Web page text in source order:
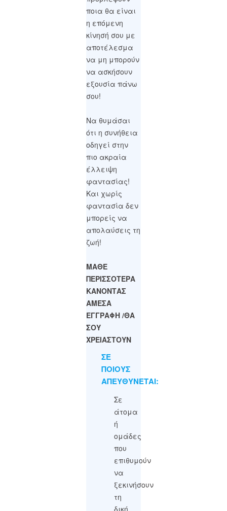
ποια θα είναι
η επόμενη
κίνησή σου με
αποτέλεσμα
να μη μπορούν
να ασκήσουν
εξουσία πάνω
σου!
Να θυμάσαι
ότι η συνήθεια
οδηγεί στην
πιο ακραία
έλλειψη
φαντασίας!
Και χωρίς
φαντασία δεν
μπορείς να
απολαύσεις τη
ζωή!
ΜΑΘΕ
ΠΕΡΙΣΣΟΤΕΡΑ
ΚΑΝΟΝΤΑΣ
ΑΜΕΣΑ
ΕΓΓΡΑΦΗ /ΘΑ
ΣΟΥ
ΧΡΕΙΑΣΤΟΥΝ
ΣΕ
ΠΟΙΟΥΣ
ΑΠΕΥΘΥΝΕΤΑΙ:
Σε
άτομα
ή
ομάδες
που
επιθυμούν
να
ξεκινήσουν
τη